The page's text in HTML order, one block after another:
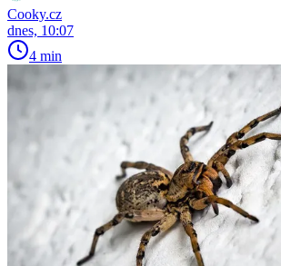
Cooky.cz
dnes, 10:07
4 min